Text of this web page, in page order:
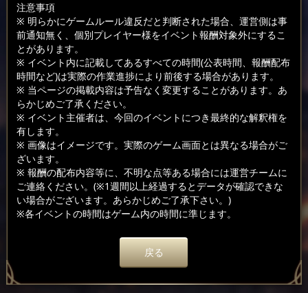
注意事項
※ 明らかにゲームルール違反だと判断された場合、運営側は事
前通知無く、個別プレイヤー様をイベント報酬対象外にするこ
とがあります。
※ イベント内に記載してあるすべての時間(公表時間、報酬配布
時間など)は実際の作業進捗により前後する場合があります。
※ 当ページの掲載内容は予告なく変更することがあります。あ
らかじめご了承ください。
※ イベント主催者は、今回のイベントにつき最終的な解釈権を
有します。
※ 画像はイメージです。実際のゲーム画面とは異なる場合がご
ざいます。
※ 報酬の配布内容等に、不明な点等ある場合には運営チームに
ご連絡ください。(※1週間以上経過するとデータが確認できな
い場合がございます。あらかじめご了承下さい。)
※各イベントの時間はゲーム内の時間に準じます。
戻る